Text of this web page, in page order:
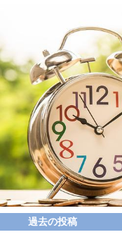
過去の投稿